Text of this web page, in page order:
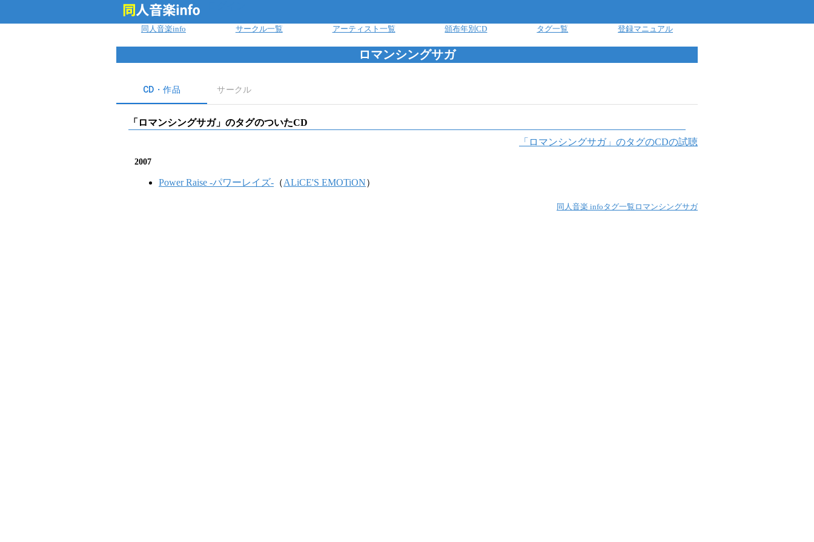
同人音楽info サークル一覧 アーティスト一覧 頒布年別CD タグ一覧 登録マニュアル
ロマンシングサガ
CD・作品 サークル
「 ロマンシングサガ」のタグのついたCD
「 ロマンシングサガ」のタグのCDの試聴
2007
Power Raise -パワーレイズ- （ALiCE'S EMOTiON）
同人音楽 infoタグ一覧 ロマンシングサガ